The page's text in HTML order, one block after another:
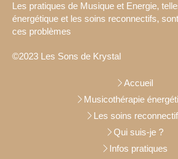
Les pratiques de Musique et Energie,
énergétique et les soins reconnectifs,
ces problèmes
©2023 Les Sons de Krystal
Accueil
Musicothérapie
Les soins
Qui suis-je ?
Infos pratiques